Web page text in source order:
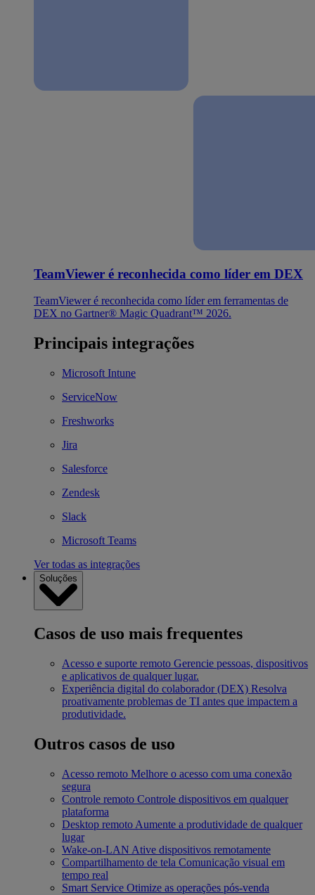
TeamViewer é reconhecida como líder em DEX
TeamViewer é reconhecida como líder em ferramentas de
DEX no Gartner® Magic Quadrant™ 2026.
Principais integrações
Microsoft Intune
ServiceNow
Freshworks
Jira
Salesforce
Zendesk
Slack
Microsoft Teams
Ver todas as integrações
Soluções
Casos de uso mais frequentes
Acesso e suporte remoto Gerencie pessoas, dispositivos
e aplicativos de qualquer lugar.
Experiência digital do colaborador (DEX) Resolva
proativamente problemas de TI antes que impactem a
produtividade.
Outros casos de uso
Acesso remoto Melhore o acesso com uma conexão
segura
Controle remoto Controle dispositivos em qualquer
plataforma
Desktop remoto Aumente a produtividade de qualquer
lugar
Wake-on-LAN Ative dispositivos remotamente
Compartilhamento de tela Comunicação visual em
tempo real
Smart Service Otimize as operações pós-venda